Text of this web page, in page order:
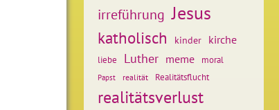
irreführung Jesus
katholisch kinder kirche
liebe Luther meme moral
Papst realität Realitätsflucht
realitätsverlust